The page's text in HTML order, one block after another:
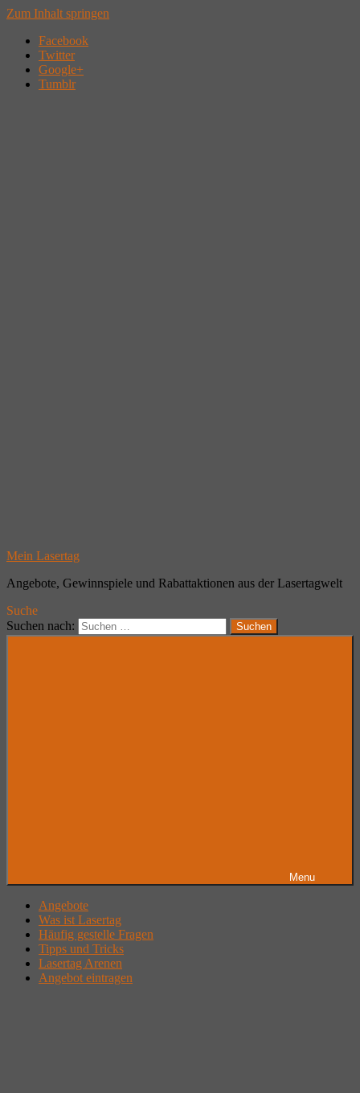
Zum Inhalt springen
Facebook
Twitter
Google+
Tumblr
Mein Lasertag
Angebote, Gewinnspiele und Rabattaktionen aus der Lasertagwelt
Suche
Suchen nach:
Suchen
Menu
Angebote
Was ist Lasertag
Häufig gestelle Fragen
Tipps und Tricks
Lasertag Arenen
Angebot eintragen